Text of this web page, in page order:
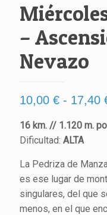
–
Nevazo
10,00 € - 17,40
16 km. // 1.120 m.
Dificultad: ALTA
La Pedriza de
es ese lugar de
singulares, del que
menos, en el que